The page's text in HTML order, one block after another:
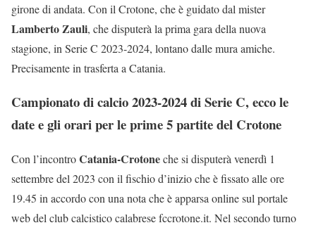
girone di andata. Con il Crotone, che è guidato dal mister
Lamberto Zauli, che disputerà la prima gara della nuova
stagione, in Serie C 2023-2024, lontano dalle mura amiche.
Precisamente in trasferta a Catania.
Campionato di calcio 2023-2024 di Serie C, ecco le
date e gli orari per le prime 5 partite del Crotone
Con l’incontroCatania-Crotoneche si disputerà venerdì 1
settembre del 2023 con il fischio d’inizio che è fissato alle ore
19.45 in accordo con una nota che è apparsa online sul portale
web del club calcistico calabrese fccrotone.it. Nel secondo turno